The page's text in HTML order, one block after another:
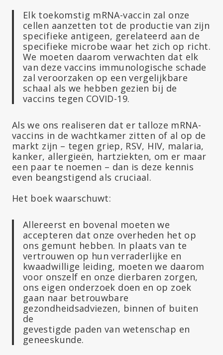
Elk toekomstig mRNA-vaccin zal onze
cellen aanzetten tot de productie van zijn
specifieke antigeen, gerelateerd aan de
specifieke microbe waar het zich op richt.
We moeten daarom verwachten dat elk
van deze vaccins immunologische schade
zal veroorzaken op een vergelijkbare
schaal als we hebben gezien bij de
vaccins tegen COVID-19.
Als we ons realiseren dat er talloze mRNA-
vaccins in de wachtkamer zitten of al op de
markt zijn – tegen griep, RSV, HIV, malaria,
kanker, allergieën, hartziekten, om er maar
een paar te noemen – dan is deze kennis
even beangstigend als cruciaal.
Het boek waarschuwt:
Allereerst en bovenal moeten we
accepteren dat onze overheden het op
ons gemunt hebben. In plaats van te
vertrouwen op hun verraderlijke en
kwaadwillige leiding, moeten we daarom
voor onszelf en onze dierbaren zorgen,
ons eigen onderzoek doen en op zoek
gaan naar betrouwbare
gezondheidsadviezen, binnen of buiten
de
gevestigde paden van wetenschap en
geneeskunde.